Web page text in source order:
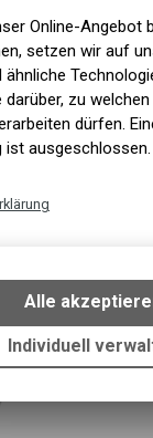
In den
GmbH
Online-Angebot
setzen wir auf
darüber, zu
dürfen.
ist ausgeschlossen.
bestimmte
Einstellungen auf
um die
Funktionen
Alle
Individuell